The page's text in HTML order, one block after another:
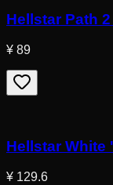
Hellstar Path
¥ 89
Hellstar White
¥ 129.6